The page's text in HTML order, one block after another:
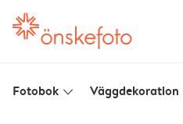
Fotobok slim_arrow_down Väggdekoration